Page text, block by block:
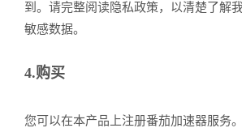
到。请完整阅读隐私政策，以清楚了解
敏感数据。
4.购买
您可以在本产品上注册番茄加速器服务